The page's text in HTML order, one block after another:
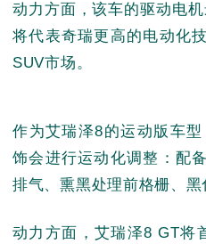
动力方面，该车的驱动电
将代表奇瑞更高的电动化
SUV市场。
作为艾瑞泽8的运动版车
饰会进行运动化调整：配
排气、熏黑处理前格栅、黑
动力方面，艾瑞泽8 GT将